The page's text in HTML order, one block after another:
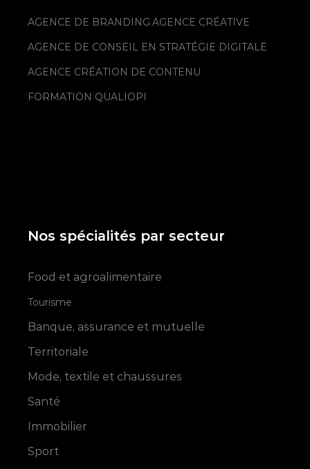
Nos spécialités par secteur
Food et agroalimentaire
Tourisme
Banque, assurance et mutuelle
Territoriale
Mode, textile et chaussures
Santé
Immobilier
Sport
AGENCE DE BRANDING AGENCE CRÉATIVE
AGENCE DE CONSEIL EN STRATÉGIE DIGITALE
AGENCE CRÉATION DE CONTENU
FORMATION QUALIOPI